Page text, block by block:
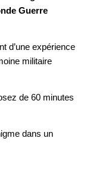
Guerre
d’une expérience
militaire
de 60 minutes
dans un